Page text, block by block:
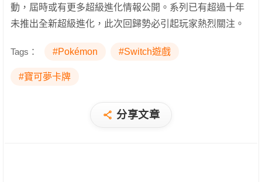
動，屆時或有更多超級進化情報公開。系列已有超過十年
未推出全新超級進化，此次回歸勢必引起玩家熱烈關注。
Tags： #Pokémon #Switch遊戲
#寶可夢卡牌
分享文章